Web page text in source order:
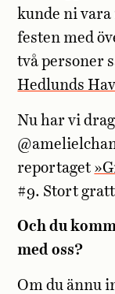
kunde ni
festen med
två personer
Hedlunds
Nu har vi
reportaget
#9. Stort
Och du
med oss?
Om du ännu